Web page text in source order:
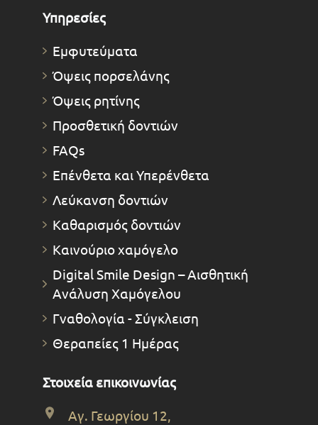
Υπηρεσίες
Εμφυτεύματα
Όψεις πορσελάνης
Όψεις ρητίνης
Προσθετική δοντιών
FAQs
Επένθετα και Υπερένθετα
Λεύκανση δοντιών
Καθαρισμός δοντιών
Καινούριο χαμόγελο
Digital Smile Design – Αισθητική
Ανάλυση Χαμόγελου
Γναθολογία - Σύγκλειση
Θεραπείες 1 Ημέρας
Στοιχεία επικοινωνίας
Αγ. Γεωργίου 12,